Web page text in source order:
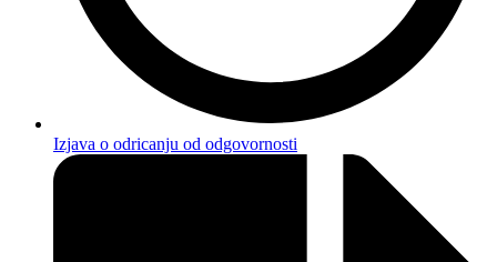
Izjava o odricanju od odgovornosti